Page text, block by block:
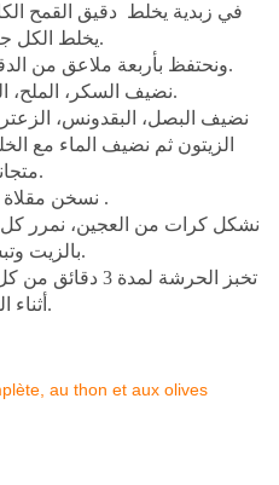
يخلط الكل جيدا بالأصابع.
ونحتفظ بأربعة ملاعق من الدقيق المخلوط مع الزيت جانبا.
نضيف السكر، الملح، الخميرة وخميرة الخبز.
الزيتون ثم نضيف الماء مع
متجانس.
- نسخن مقلاة غير لاصقة .
بالزيت وتبسط باليد.
أثناء الطبخ.